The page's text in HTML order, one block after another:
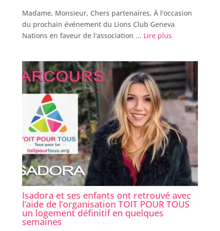
Madame, Monsieur, Chers partenaires, À l'occasion
du prochain événement du Lions Club Geneva
Nations en faveur de l'association ... Lire plus
Isadora et ses enfants ont retrouvé avec
l’aide de l’organisation TOIT POUR TOUS
un logement définitif en quelques
semaines